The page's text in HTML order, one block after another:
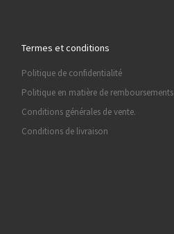
Termes et conditions
Politique de confidentialité
Politique en matière de
Conditions générales de vente.
Conditions de livraison